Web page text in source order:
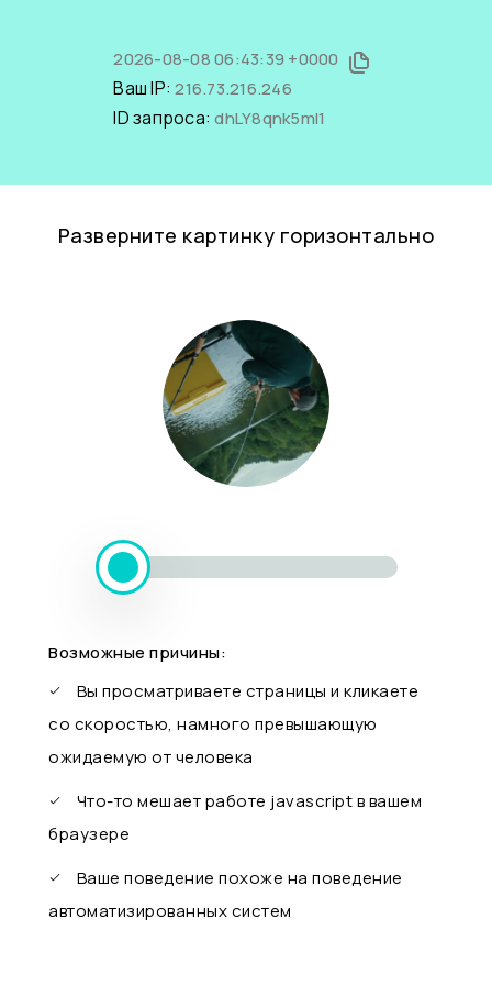
2026-08-08 06:43:39 +0000
Ваш IP:216.73.216.246
ID запроса:dhLY8qnk5mI1
Разверните картинку горизонтально
Возможные причины:
Вы просматриваете страницы и кликаете
со скоростью, намного превышающую
ожидаемую от человека
Что-то мешает работе javascript в вашем
браузере
Ваше поведение похоже на поведение
автоматизированных систем